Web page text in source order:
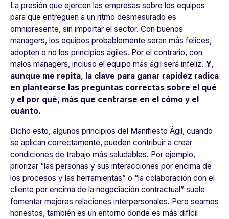
La presión que ejercen las empresas sobre los equipos
para que entreguen a un ritmo desmesurado es
omnipresente, sin importar el sector. Con buenos
managers, los equipos probablemente serán más felices,
adopten o no los principios ágiles. Por el contrario, con
malos managers, incluso el equipo más ágil será infeliz. Y,
aunque me repita, la clave para ganar rapidez radica
en plantearse las preguntas correctas sobre el qué
y el por qué, más que centrarse en el cómo y el
cuánto.
Dicho esto, algunos principios del Manifiesto Ágil, cuando
se aplican correctamente, pueden contribuir a crear
condiciones de trabajo más saludables. Por ejemplo,
priorizar “las personas y sus interacciones por encima de
los procesos y las herramientas” o “la colaboración con el
cliente por encima de la negociación contractual” suele
fomentar mejores relaciones interpersonales. Pero seamos
honestos, también es un entorno donde es más difícil